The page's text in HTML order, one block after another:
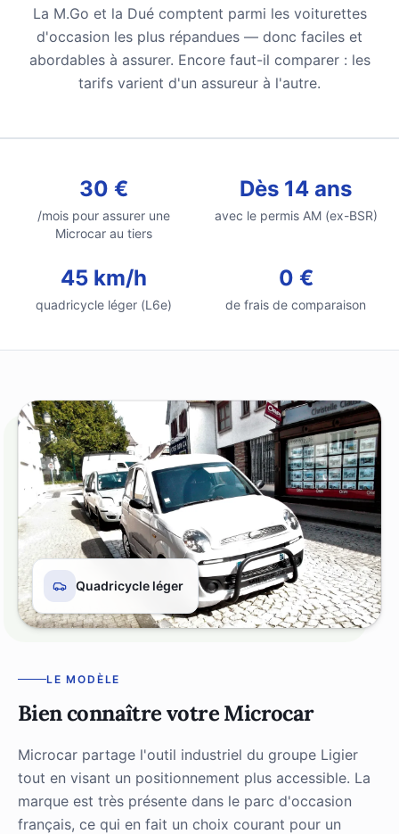
La M.Go et la Dué comptent parmi les voiturettes
d'occasion les plus répandues — donc faciles et
abordables à assurer. Encore faut-il comparer : les
tarifs varient d'un assureur à l'autre.
30 €
/mois pour assurer une
Microcar au tiers
Dès 14 ans
avec le permis AM (ex-BSR)
45 km/h
quadricycle léger (L6e)
0 €
de frais de comparaison
Quadricycle léger
LE MODÈLE
Bien connaître votre Microcar
Microcar partage l'outil industriel du groupe Ligier
tout en visant un positionnement plus accessible. La
marque est très présente dans le parc d'occasion
français, ce qui en fait un choix courant pour un